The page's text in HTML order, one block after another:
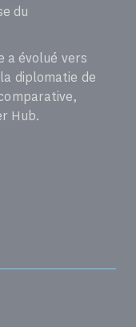
du
a évolué vers
diplomatie de
Hub.